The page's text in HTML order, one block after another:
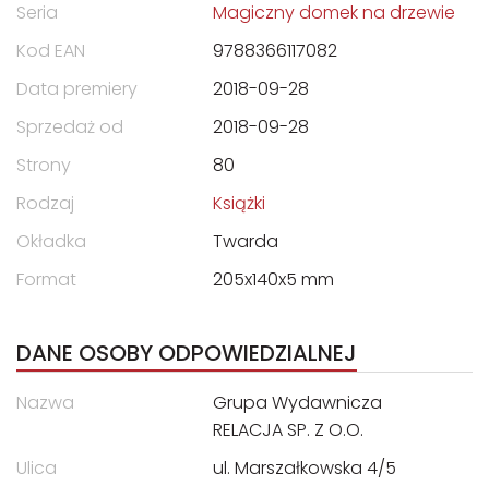
Seria
Magiczny domek na drzewie
Kod EAN
9788366117082
Data premiery
2018-09-28
Sprzedaż od
2018-09-28
Strony
80
Rodzaj
Książki
Okładka
Twarda
Format
205x140x5 mm
DANE OSOBY ODPOWIEDZIALNEJ
Nazwa
Grupa Wydawnicza
RELACJA SP. Z O.O.
Ulica
ul. Marszałkowska 4/5